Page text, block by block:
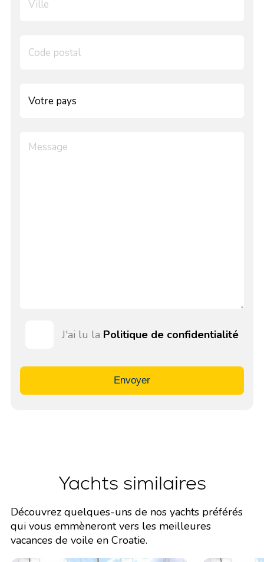
J'ai lu la Politique de confidentialité
Envoyer
Yachts similaires
Découvrez quelques-uns de nos yachts préférés
qui vous emmèneront vers les meilleures
vacances de voile en Croatie.